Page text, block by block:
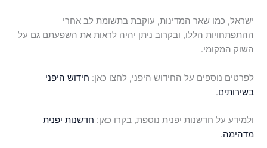
ישראל, כמו שאר המדינות, עוקבת בתשומת לב אחרי
ההתפתחויות הללו, ובקרוב ניתן יהיה לראות את השפעתם גם על
השוק המקומי.
לפרטים נוספים על החידוש היפני, לחצו כאן: חידוש היפני
בשירותים.
ולמידע על חדשנות יפנית נוספת, בקרו כאן: חדשנות יפנית
מדהימה.